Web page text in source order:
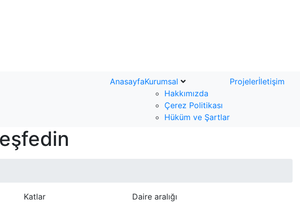
AnasayfaKurumsal
Hakkımızda
Çerez Politikası
Hüküm ve Şartlar
Projelerİletişim
Katlar
Daire aralığı